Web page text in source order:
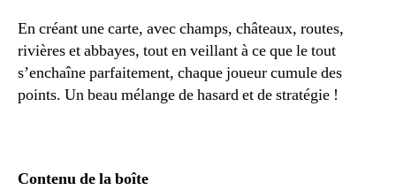
En créant une carte, avec champs, châteaux, routes,
rivières et abbayes, tout en veillant à ce que le tout
s’enchaîne parfaitement, chaque joueur cumule des
points. Un beau mélange de hasard et de stratégie !
Contenu de la boîte